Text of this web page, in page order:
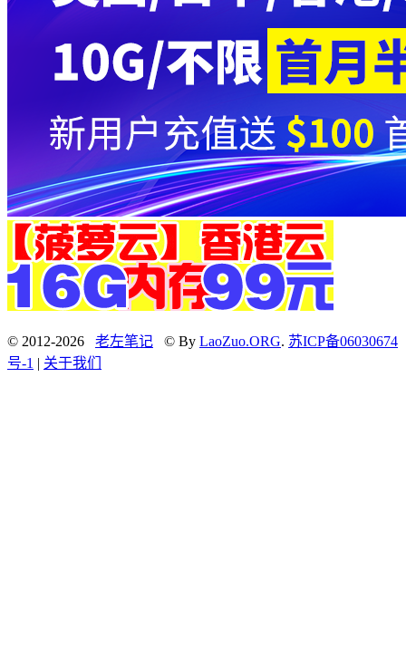
© 2012-2026 老左笔记 © By LaoZuo.ORG. 苏ICP备06030674
号-1 | 关于我们